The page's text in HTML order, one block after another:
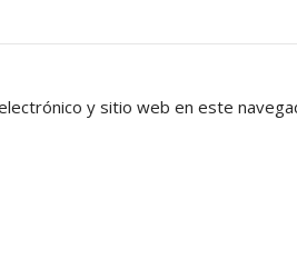
y sitio web en este